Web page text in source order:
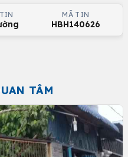
MÃ TIN
HBH140626
TÂM